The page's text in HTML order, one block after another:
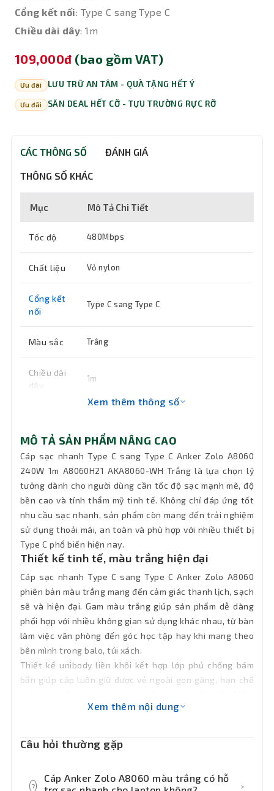
Cổng kết nối: Type C sang Type C
Chiều dài dây: 1m
109,000đ (bao gồm VAT)
Ưu đãi LƯU TRỮ AN TÂM - QUÀ TẶNG HẾT Ý
Ưu đãi SĂN DEAL HẾT CỠ - TỰU TRƯỜNG RỰC RỠ
CÁC THÔNG SỐ ĐÁNH GIÁ
THÔNG SỐ KHÁC
Mục Mô Tả Chi Tiết
Tốc độ 480Mbps
Chất liệu Vỏ nylon
Cổng kết
nối
Type C sang Type C
Màu sắc Trắng
Chiều dài
dây
1m
chính
với cổng Type C
Bảo hành 18 tháng
Xem thêm thông số
MÔ TẢ SẢN PHẨM NÂNG CAO
Cáp sạc nhanh Type C sang Type C Anker Zolo A8060
240W 1m A8060H21 AKA8060-WH Trắng là lựa chọn lý
tưởng dành cho người dùng cần tốc độ sạc mạnh mẽ, độ
bền cao và tính thẩm mỹ tinh tế. Không chỉ đáp ứng tốt
nhu cầu sạc nhanh, sản phẩm còn mang đến trải nghiệm
sử dụng thoải mái, an toàn và phù hợp với nhiều thiết bị
Type C phổ biến hiện nay.
Thiết kế tinh tế, màu trắng hiện đại
Cáp sạc nhanh Type C sang Type C Anker Zolo A8060
phiên bản màu trắng mang đến cảm giác thanh lịch, sạch
sẽ và hiện đại. Gam màu trắng giúp sản phẩm dễ dàng
phối hợp với nhiều không gian sử dụng khác nhau, từ bàn
làm việc văn phòng đến góc học tập hay khi mang theo
bên mình trong balo, túi xách.
Thiết kế unibody liền khối kết hợp lớp phủ chống bám
bẩn giúp cáp luôn giữ được vẻ ngoài gọn gàng, hạn chế
đầu cáp được hoàn thiện chắc chắn, vừa khít với cổng
toàn cho thiết bị.
Sạc siêu tốc 240W cho nhiều thiết bị Type
Điểm mạnh nổi bật của cáp Anker Zolo A8060 240W
Xem thêm nội dung
Câu hỏi thường gặp
?
Cáp Anker Zolo A8060 màu trắng có hỗ
>